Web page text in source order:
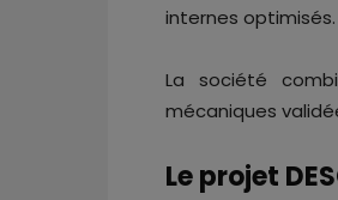
internes optimisés.
La société
mécaniques
Le projet